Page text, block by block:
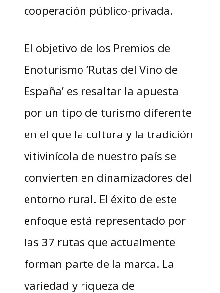
cooperación público-privada.
El objetivo de los Premios de
Enoturismo ‘Rutas del Vino de
España’ es resaltar la apuesta
por un tipo de turismo diferente
en el que la cultura y la tradición
vitivinícola de nuestro país se
convierten en dinamizadores del
entorno rural. El éxito de este
enfoque está representado por
las 37 rutas que actualmente
forman parte de la marca. La
variedad y riqueza de